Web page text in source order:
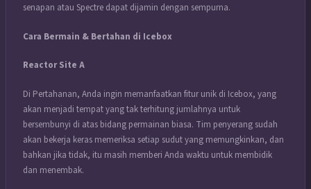
senapan atau Spectre dapat dijamin dengan sempurna.
Cara Bermain & Bertahan di Icebox
Reactor Site A
Di Pertahanan, Anda ingin memanfaatkan fitur unik di Icebox, yang
akan menjadi tempat yang tak terhitung jumlahnya untuk
bersembunyi di atas bidang permainan biasa. Tim penyerang sudah
akan bekerja keras memeriksa setiap sudut yang memungkinkan, dan
bahkan jika tidak, itu masih memberi Anda waktu untuk membidik
dan menembak.